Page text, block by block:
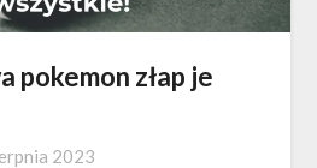
pokemon złap je
2023